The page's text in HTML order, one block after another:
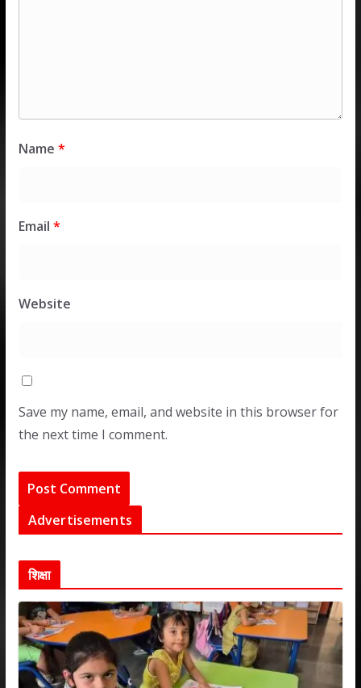
Name *
Email *
Website
Save my name, email, and website in this browser for
the next time I comment.
Advertisements
शिक्षा